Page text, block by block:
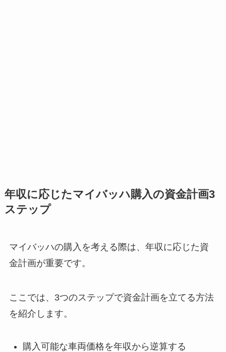
年収に応じたマイバッハ購入の資金計画3
ステップ
マイバッハの購入を考える際は、年収に応じた資
金計画が重要です。
ここでは、3つのステップで資金計画を立てる方法
を紹介します。
購入可能な車両価格を年収から逆算する